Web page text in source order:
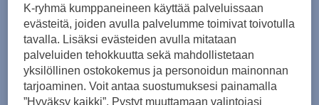
K-ryhmä kumppaneineen käyttää palveluissaan
evästeitä, joiden avulla palvelumme toimivat toivotulla
tavalla. Lisäksi evästeiden avulla mitataan
palveluiden tehokkuutta sekä mahdollistetaan
yksilöllinen ostokokemus ja personoidun mainonnan
tarjoaminen. Voit antaa suostumuksesi painamalla
”Hyväksy kaikki”. Pystyt muuttamaan valintojasi